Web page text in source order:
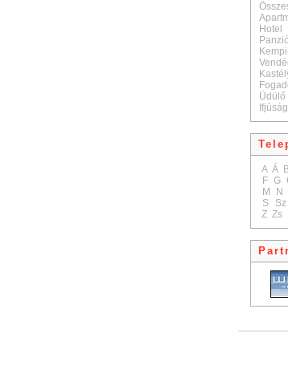
Hotel
Panzió
Üdülő
A Á
F G
M
N
S
Sz
Z Zs